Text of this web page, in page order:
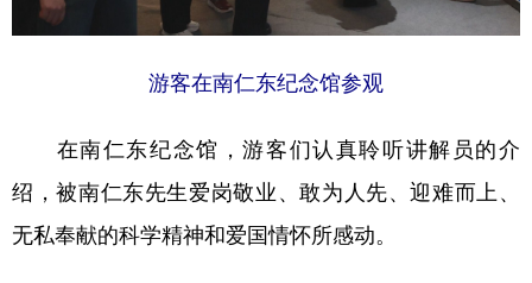
山东 河南 湖北
广西 海南
新疆 内蒙古 黑龙江
游客在南仁东纪念馆参观
在南仁东纪念馆，游客们认真聆听讲解员的介
绍，被南仁东先生爱岗敬业、敢为人先、迎难而上、
无私奉献的科学精神和爱国情怀所感动。